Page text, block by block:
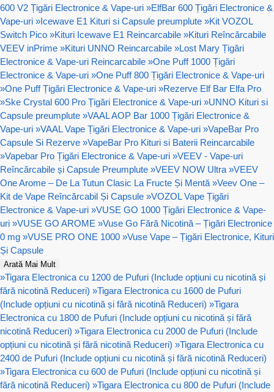
600 V2 Țigări Electronice & Vape-uri »ElfBar 600 Țigări Electronice &
Vape-uri »Icewave E1 Kituri si Capsule preumplute »Kit VOZOL
Switch Pico »Kituri Icewave E1 Reincarcabile »Kituri Reîncărcabile
VEEV inPrime »Kituri UNNO Reincarcabile »Lost Mary Țigări
Electronice & Vape-uri Reincarcabile »One Puff 1000 Țigări
Electronice & Vape-uri »One Puff 800 Țigări Electronice & Vape-uri
»One Puff Țigări Electronice & Vape-uri »Rezerve Elf Bar Elfa Pro
»Ske Crystal 600 Pro Țigări Electronice & Vape-uri »UNNO Kituri si
Capsule preumplute »VAAL AOP Bar 1000 Țigări Electronice &
Vape-uri »VAAL Vape Țigări Electronice & Vape-uri »VapeBar Pro
Capsule Si Rezerve »VapeBar Pro Kituri si Baterii Reincarcabile
»Vapebar Pro Țigări Electronice & Vape-uri »VEEV - Vape-uri
Reîncărcabile și Capsule Preumplute »VEEV NOW Ultra »VEEV
One Arome – De La Tutun Clasic La Fructe Și Mentă »Veev One –
Kit de Vape Reîncărcabil Și Capsule »VOZOL Vape Țigări
Electronice & Vape-uri »VUSE GO 1000 Țigări Electronice & Vape-
uri »VUSE GO AROME »Vuse Go Fără Nicotină – Țigări Electronice
0 mg »VUSE PRO ONE 1000 »Vuse Vape – Țigări Electronice, Kituri
Și Capsule
Arată Mai Mult
»Tigara Electronica cu 1200 de Pufuri (Include opțiuni cu nicotină și
fără nicotină Reduceri) »Tigara Electronica cu 1600 de Pufuri
(Include opțiuni cu nicotină și fără nicotină Reduceri) »Tigara
Electronica cu 1800 de Pufuri (Include opțiuni cu nicotină și fără
nicotină Reduceri) »Tigara Electronica cu 2000 de Pufuri (Include
opțiuni cu nicotină și fără nicotină Reduceri) »Tigara Electronica cu
2400 de Pufuri (Include opțiuni cu nicotină și fără nicotină Reduceri)
»Tigara Electronica cu 600 de Pufuri (Include opțiuni cu nicotină și
fără nicotină Reduceri) »Tigara Electronica cu 800 de Pufuri (Include